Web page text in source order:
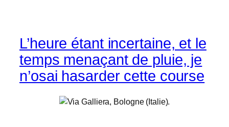
L’heure étant incertaine, et le
temps menaçant de pluie, je
n’osai hasarder cette course